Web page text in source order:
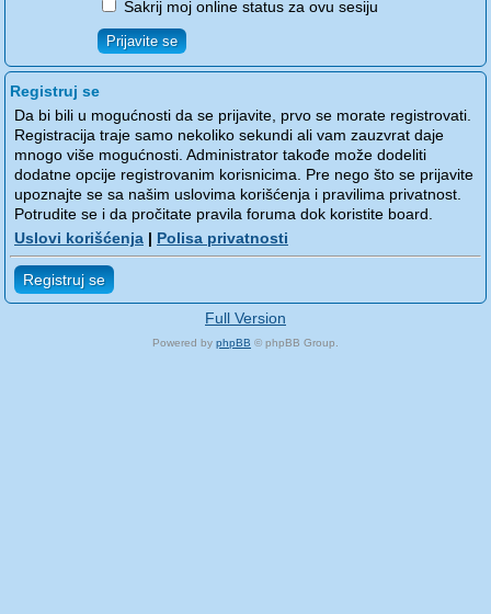
Sakrij moj online status za ovu sesiju
Registruj se
Da bi bili u mogućnosti da se prijavite, prvo se morate registrovati.
Registracija traje samo nekoliko sekundi ali vam zauzvrat daje
mnogo više mogućnosti. Administrator takođe može dodeliti
dodatne opcije registrovanim korisnicima. Pre nego što se prijavite
upoznajte se sa našim uslovima korišćenja i pravilima privatnost.
Potrudite se i da pročitate pravila foruma dok koristite board.
Uslovi korišćenja | Polisa privatnosti
Registruj se
Full Version
Powered by phpBB © phpBB Group.